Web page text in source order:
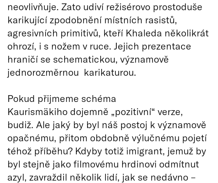
neovlivňuje. Zato udiví režisérovo prostoduše
karikující zpodobnění místních rasistů,
agresivních primitivů, kteří Khaleda několikrát
ohrozí, i s nožem v ruce. Jejich prezentace
hraničí se schematickou, významově
jednorozměrnou karikaturou.
Pokud přijmeme schéma
Kaurismäkiho dojemně „pozitivní“ verze,
budiž. Ale jaký by byl náš postoj k významově
opačnému, přitom obdobně výlučnému pojetí
téhož příběhu? Kdyby totiž imigrant, jemuž by
byl stejně jako filmovému hrdinovi odmítnut
azyl, zavraždil několik lidí, jak se nedávno –